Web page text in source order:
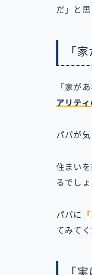
だ」と
「
「家が
アリテ
パパが
住まい
るでしょ
パパに
てみてく
「